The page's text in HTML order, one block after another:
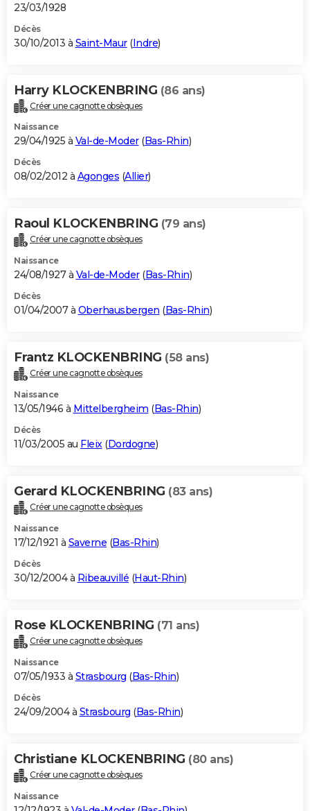
23/03/1928
Décès
30/10/2013 à Saint-Maur(Indre)
Harry KLOCKENBRING (86 ans)
Créer une cagnotte obsèques
Naissance
29/04/1925 à Val-de-Moder(Bas-Rhin)
Décès
08/02/2012 à Agonges (Allier)
Raoul KLOCKENBRING (79 ans)
Créer une cagnotte obsèques
Naissance
24/08/1927 à Val-de-Moder(Bas-Rhin)
Décès
01/04/2007 à Oberhausbergen (Bas-Rhin)
Frantz KLOCKENBRING (58 ans)
Créer une cagnotte obsèques
Naissance
13/05/1946 à Mittelbergheim (Bas-Rhin)
Décès
11/03/2005 au Fleix(Dordogne)
Gerard KLOCKENBRING (83 ans)
Créer une cagnotte obsèques
Naissance
17/12/1921 à Saverne (Bas-Rhin)
Décès
30/12/2004 à Ribeauvillé (Haut-Rhin)
Rose KLOCKENBRING (71 ans)
Créer une cagnotte obsèques
Naissance
07/05/1933 à Strasbourg (Bas-Rhin)
Décès
24/09/2004 à Strasbourg (Bas-Rhin)
Christiane KLOCKENBRING (80 ans)
Créer une cagnotte obsèques
Naissance